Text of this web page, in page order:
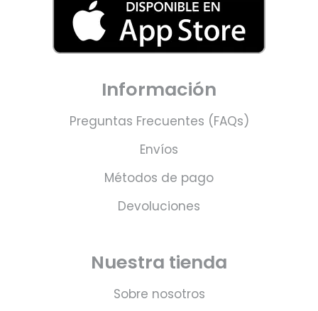
Información
Preguntas Frecuentes (FAQs)
Envíos
Métodos de pago
Devoluciones
Nuestra tienda
Sobre nosotros